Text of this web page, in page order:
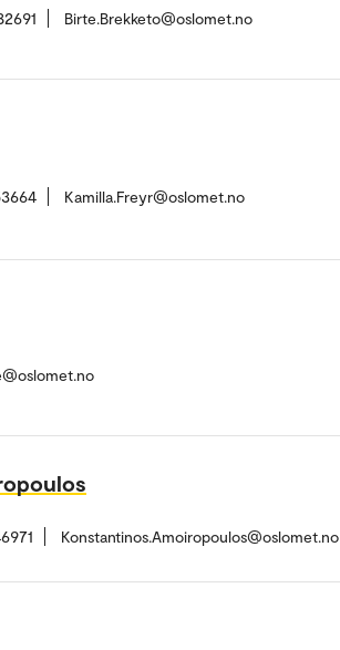
Birte.Brekketo@oslomet.no
Kamilla.Freyr@oslomet.no
Konstantinos.Amoiropoulos@oslomet.no